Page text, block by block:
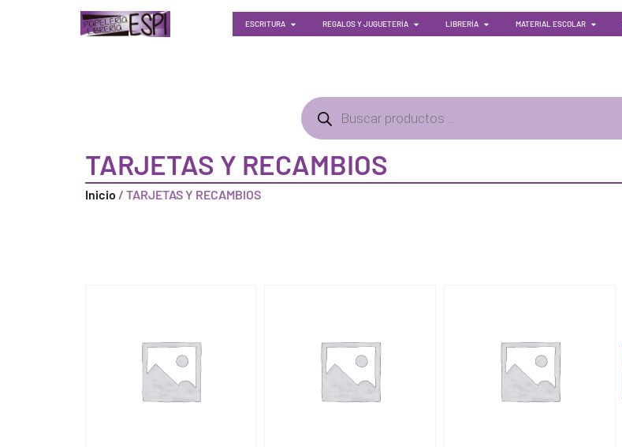
ESCRITURA REGALOS Y JUGUETERÍA LIBRERÍA MATERIAL ESCOLAR
TARJETAS Y RECAMBIOS
Inicio / TARJETAS Y RECAMBIOS